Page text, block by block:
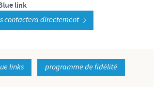
Denmark
Vous quittez le site pays pour accéder à un
link
contactera directement
links programme de fidélité